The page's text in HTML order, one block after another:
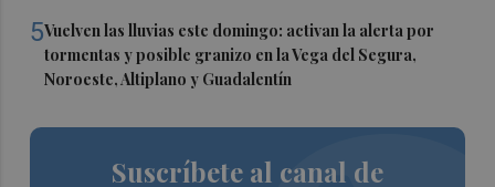
5Vuelven las lluvias este domingo: activan la alerta por
tormentas y posible granizo en la Vega del Segura,
Noroeste, Altiplano y Guadalentín
Suscríbete al canal de